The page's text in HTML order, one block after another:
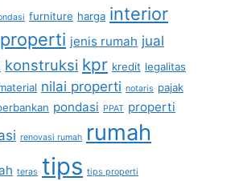
furniture harga interior
jenis rumah jual
konstruksi kpr kredit legalitas
nilai properti notaris pajak
pondasi PPAT properti
renovasi rumah rumah
teras tips tips properti